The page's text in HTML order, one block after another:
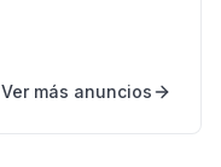
Ver más anuncios